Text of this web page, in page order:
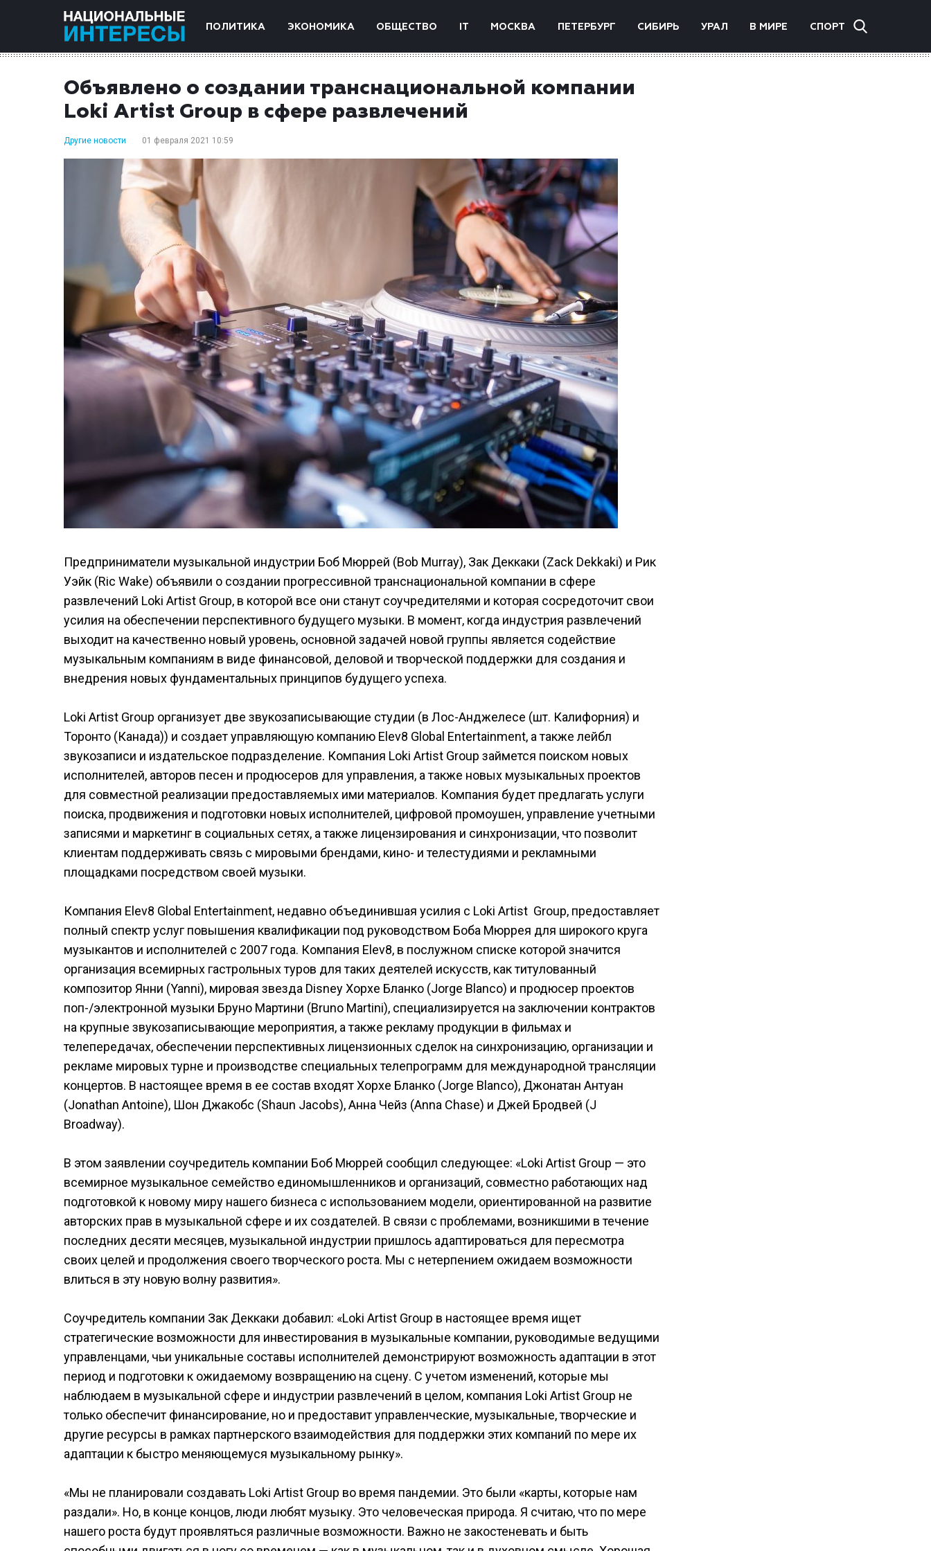
ПОЛИТИКА ЭКОНОМИКА ОБЩЕСТВО IT МОСКВА ПЕТЕРБУРГ СИБИРЬ УРАЛ В МИРЕ СПОРТ
Объявлено о создании транснациональной компании
Loki Artist Group в сфере развлечений
Другие новости 01 февраля 2021 10:59
Предприниматели музыкальной индустрии Боб Мюррей (Bob Murray), Зак Деккаки (Zack Dekkaki) и Рик
Уэйк (Ric Wake) объявили о создании прогрессивной транснациональной компании в сфере
развлечений Loki Artist Group, в которой все они станут соучредителями и которая сосредоточит свои
усилия на обеспечении перспективного будущего музыки. В момент, когда индустрия развлечений
выходит на качественно новый уровень, основной задачей новой группы является содействие
музыкальным компаниям в виде финансовой, деловой и творческой поддержки для создания и
внедрения новых фундаментальных принципов будущего успеха.
Loki Artist Group организует две звукозаписывающие студии (в Лос-Анджелесе (шт. Калифорния) и
Торонто (Канада)) и создает управляющую компанию Elev8 Global Entertainment, а также лейбл
звукозаписи и издательское подразделение. Компания Loki Artist Group займется поиском новых
исполнителей, авторов песен и продюсеров для управления, а также новых музыкальных проектов
для совместной реализации предоставляемых ими материалов. Компания будет предлагать услуги
поиска, продвижения и подготовки новых исполнителей, цифровой промоушен, управление учетными
записями и маркетинг в социальных сетях, а также лицензирования и синхронизации, что позволит
клиентам поддерживать связь с мировыми брендами, кино- и телестудиями и рекламными
площадками посредством своей музыки.
Компания Elev8 Global Entertainment, недавно объединившая усилия с Loki Artist Group, предоставляет
полный спектр услуг повышения квалификации под руководством Боба Мюррея для широкого круга
музыкантов и исполнителей с 2007 года. Компания Elev8, в послужном списке которой значится
организация всемирных гастрольных туров для таких деятелей искусств, как титулованный
композитор Янни (Yanni), мировая звезда Disney Хорхе Бланко (Jorge Blanco) и продюсер проектов
поп-/электронной музыки Бруно Мартини (Bruno Martini), специализируется на заключении контрактов
на крупные звукозаписывающие мероприятия, а также рекламу продукции в фильмах и
телепередачах, обеспечении перспективных лицензионных сделок на синхронизацию, организации и
рекламе мировых турне и производстве специальных телепрограмм для международной трансляции
концертов. В настоящее время в ее состав входят Хорхе Бланко (Jorge Blanco), Джонатан Антуан
(Jonathan Antoine), Шон Джакобс (Shaun Jacobs), Анна Чейз (Anna Chase) и Джей Бродвей (J
Broadway).
В этом заявлении соучредитель компании Боб Мюррей сообщил следующее: «Loki Artist Group — это
всемирное музыкальное семейство единомышленников и организаций, совместно работающих над
подготовкой к новому миру нашего бизнеса с использованием модели, ориентированной на развитие
авторских прав в музыкальной сфере и их создателей. В связи с проблемами, возникшими в течение
последних десяти месяцев, музыкальной индустрии пришлось адаптироваться для пересмотра
своих целей и продолжения своего творческого роста. Мы с нетерпением ожидаем возможности
влиться в эту новую волну развития».
Соучредитель компании Зак Деккаки добавил: «Loki Artist Group в настоящее время ищет
стратегические возможности для инвестирования в музыкальные компании, руководимые ведущими
управленцами, чьи уникальные составы исполнителей демонстрируют возможность адаптации в этот
период и подготовки к ожидаемому возвращению на сцену. С учетом изменений, которые мы
наблюдаем в музыкальной сфере и индустрии развлечений в целом, компания Loki Artist Group не
только обеспечит финансирование, но и предоставит управленческие, музыкальные, творческие и
другие ресурсы в рамках партнерского взаимодействия для поддержки этих компаний по мере их
адаптации к быстро меняющемуся музыкальному рынку».
«Мы не планировали создавать Loki Artist Group во время пандемии. Это были «карты, которые нам
раздали». Но, в конце концов, люди любят музыку. Это человеческая природа. Я считаю, что по мере
нашего роста будут проявляться различные возможности. Важно не закостеневать и быть